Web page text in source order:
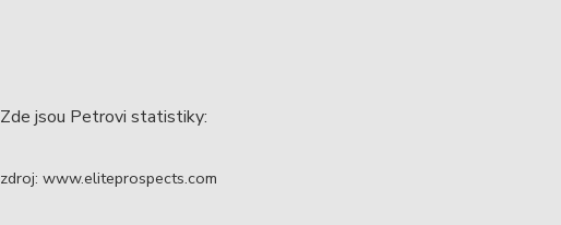
Zde jsou Petrovi statistiky:
zdroj: www.eliteprospects.com